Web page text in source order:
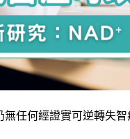
任何經證實可逆轉失